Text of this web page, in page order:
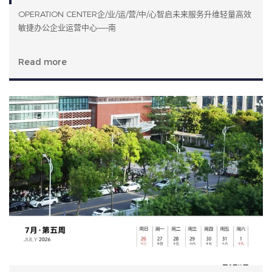
OPERATION CENTER企/业/运/营/中/心智启未来服务升维轻量高效
敏捷办公企业运营中心——南
Read more